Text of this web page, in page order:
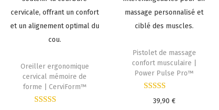
Oreiller ergonomique
cervical mémoire de
forme | CerviForm™
Pistolet de massage
confort musculaire |
Power Pulse Pro™
39,90 €